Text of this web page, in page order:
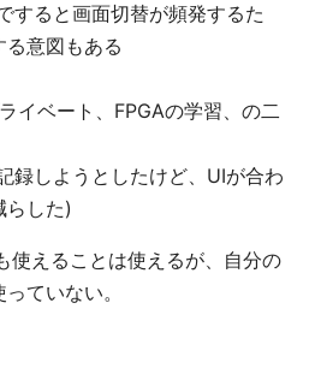
すると画面切替が頻発するた
意図もある
イベート、FPGAの学習、の二
録しようとしたけど、UIが合わ
らした)
使えることは使えるが、自分の
ていない。